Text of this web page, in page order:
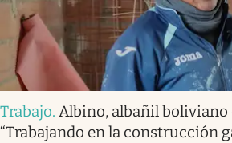
Trabajo. Albino, albañil boliviano
“Trabajando en la construcción